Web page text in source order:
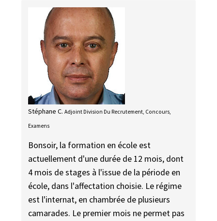
Stéphane C. Adjoint Division Du Recrutement, Concours,
Examens
Bonsoir, la formation en école est
actuellement d'une durée de 12 mois, dont
4 mois de stages à l'issue de la période en
école, dans l'affectation choisie. Le régime
est l'internat, en chambrée de plusieurs
camarades. Le premier mois ne permet pas